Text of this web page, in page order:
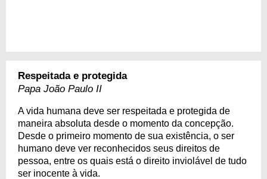
Respeitada e protegida
Papa João Paulo II
A vida humana deve ser respeitada e protegida de
maneira absoluta desde o momento da concepção.
Desde o primeiro momento de sua existência, o ser
humano deve ver reconhecidos seus direitos de
pessoa, entre os quais está o direito inviolável de tudo
ser inocente à vida.